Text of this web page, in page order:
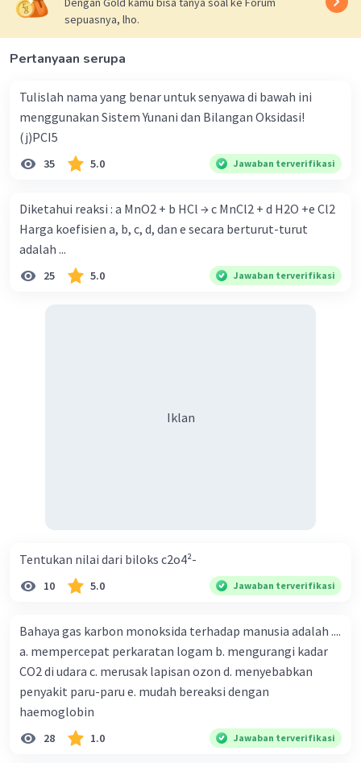
sepuasnya, lho.
Pertanyaan serupa
Tulislah nama yang benar untuk senyawa di bawah ini
menggunakan Sistem Yunani dan Bilangan Oksidasi!
(j)PCI5
35 5.0 Jawaban terverifikasi
Diketahui reaksi : a MnO2 + b HCl → c MnCl2 + d H2O +e Cl2
Harga koefisien a, b, c, d, dan e secara berturut-turut
adalah ...
25 5.0 Jawaban terverifikasi
Iklan
Tentukan nilai dari biloks c2o4²-
10 5.0 Jawaban terverifikasi
Bahaya gas karbon monoksida terhadap manusia adalah ....
a. mempercepat perkaratan logam b. mengurangi kadar
CO2 di udara c. merusak lapisan ozon d. menyebabkan
penyakit paru-paru e. mudah bereaksi dengan
haemoglobin
28 1.0 Jawaban terverifikasi